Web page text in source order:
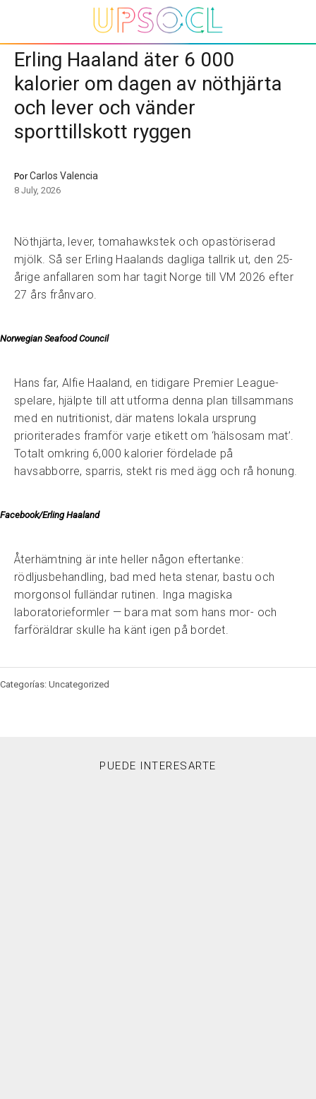
Erling Haaland äter 6 000
kalorier om dagen av nöthjärta
och lever och vänder
sporttillskott ryggen
PorCarlos Valencia
8 July, 2026
Nöthjärta, lever, tomahawkstek och opastöriserad
mjölk. Så ser Erling Haalands dagliga tallrik ut, den 25-
årige anfallaren som har tagit Norge till VM 2026 efter
27 års frånvaro.
Norwegian Seafood Council
Hans far, Alfie Haaland, en tidigare Premier League-
spelare, hjälpte till att utforma denna plan tillsammans
med en nutritionist, där matens lokala ursprung
prioriterades framför varje etikett om ‘hälsosam mat’.
Totalt omkring 6,000 kalorier fördelade på
havsabborre, sparris, stekt ris med ägg och rå honung.
Facebook/Erling Haaland
Återhämtning är inte heller någon eftertanke:
rödljusbehandling, bad med heta stenar, bastu och
morgonsol fulländar rutinen. Inga magiska
laboratorieformler — bara mat som hans mor- och
farföräldrar skulle ha känt igen på bordet.
Categorías: Uncategorized
PUEDE INTERESARTE